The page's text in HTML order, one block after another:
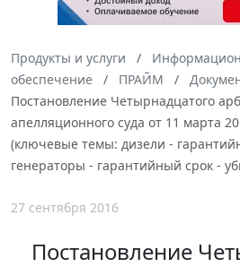
Продукты и услуги
обеспечение
ПРАЙМ
Постановление Четырнадцатого
апелляционного суда от 11 марта
(ключевые темы: дизели -
генераторы - гарантийный срок -
27 сентября 2016
Постановление